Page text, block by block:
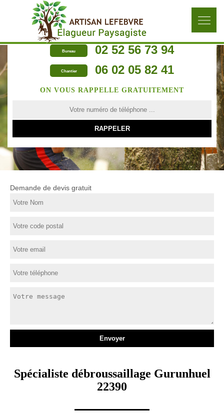
Bureau 02 52 56 73 94
Chantier 06 02 05 82 41
ON VOUS RAPPELLE GRATUITEMENT
Demande de devis gratuit
Spécialiste débroussaillage Gurunhuel
22390